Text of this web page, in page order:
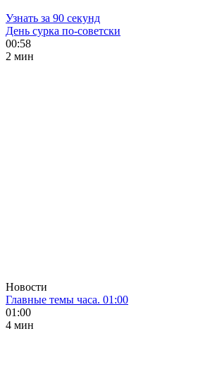
Узнать за 90 секунд
День сурка по-советски
00:58
2 мин
Новости
Главные темы часа. 01:00
01:00
4 мин